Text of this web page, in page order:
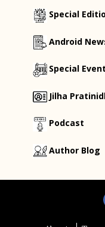
Special
Android
Special
Jilha
Podcast
Author Blog